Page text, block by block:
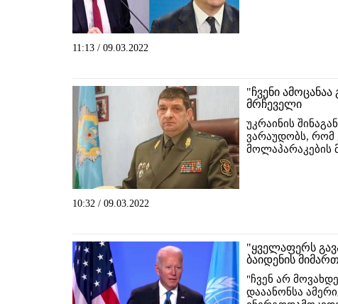
11:13 / 09.03.2022
"ჩვენი
მრჩეველი
უკრაინის
ვარაუდობს, რომ
მოლაპარაკების
10:32 / 09.03.2022
"ყველაფერს
ბაიდენის
"ჩვენ არ
დააანონსა